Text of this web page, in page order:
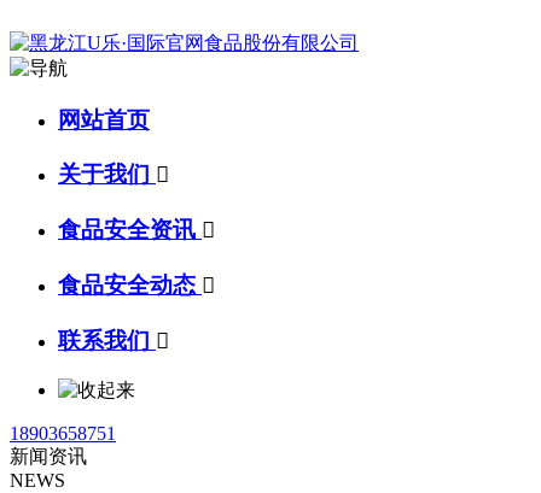
网站首页
关于我们 
食品安全资讯 
食品安全动态 
联系我们 
18903658751
新闻资讯
NEWS